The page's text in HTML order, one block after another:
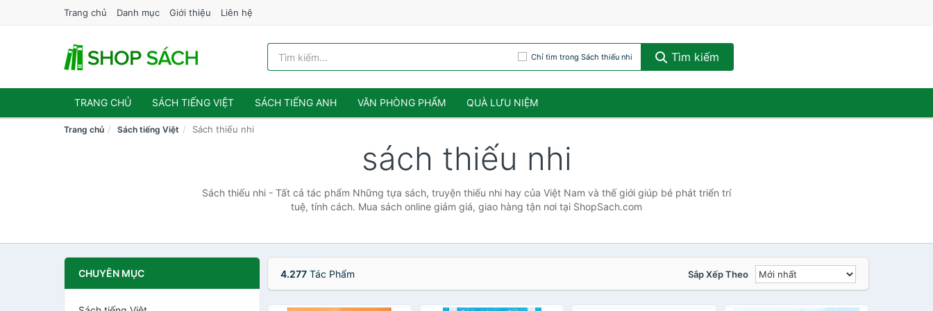
Trang chủ Danh mục Giới thiệu Liên hệ
Chỉ tìm trong Sách thiếu nhi Tìm kiếm
TRANG CHỦ SÁCH TIẾNG VIỆT SÁCH TIẾNG ANH VĂN PHÒNG PHẨM QUÀ LƯU NIỆM
Trang chủ Sách tiếng Việt Sách thiếu nhi
sách thiếu nhi
Sách thiếu nhi - Tất cả tác phẩm Những tựa sách, truyện thiếu nhi hay của Việt Nam và thế giới giúp bé phát triển trí
tuệ, tính cách. Mua sách online giảm giá, giao hàng tận nơi tại ShopSach.com
CHUYÊN MỤC 4.277Tác Phẩm Sắp Xếp Theo